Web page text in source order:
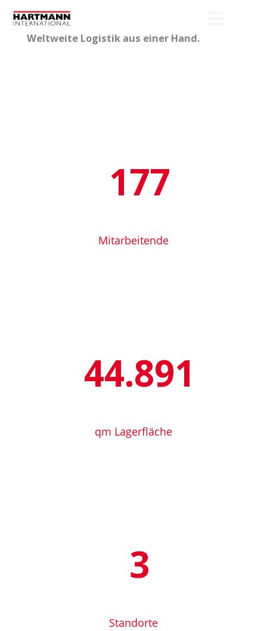
Zum
Inhalt
springenWeltweite Logistik aus einer Hand.
243
Mitarbeitende
61.648
qm Lagerfläche
4
Standorte